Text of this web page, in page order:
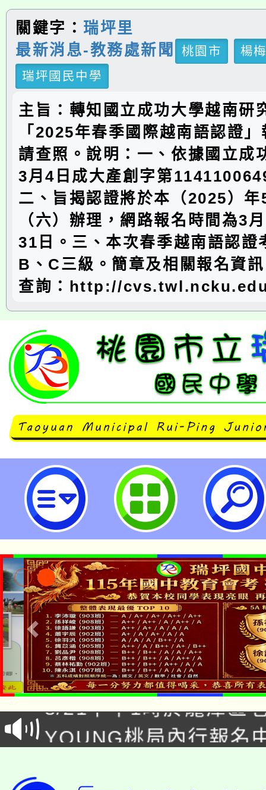
關鍵字： 瑞坪里
最新消息-教務處新聞
桃園市
楊
瑞坪國民中學
主旨：轉知國立成功大學越南研
「2025年春季國際越南語認證
請查照。說明：一、依據國立成
3月4日成大產創字第
二、旨揭認證將於本（2025）
（六）辦理，網路報名時間為3
31日。三、本次春季越南語認證
B、C三級。簡章及相關報名資
查詢：http://
國立成功大學越南研究中心辦理「
越南語認證」-桃園市立瑞坪國民中
「本色祭」8/29、30在
場熱烈登場!
8/21下午1時於龍潭區
徵才活動。
YOUNG桃局內行報名